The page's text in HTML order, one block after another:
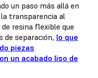
un paso más allá en
transparencia al
resina flexible que
de separación, lo que
piezas
un acabado liso de